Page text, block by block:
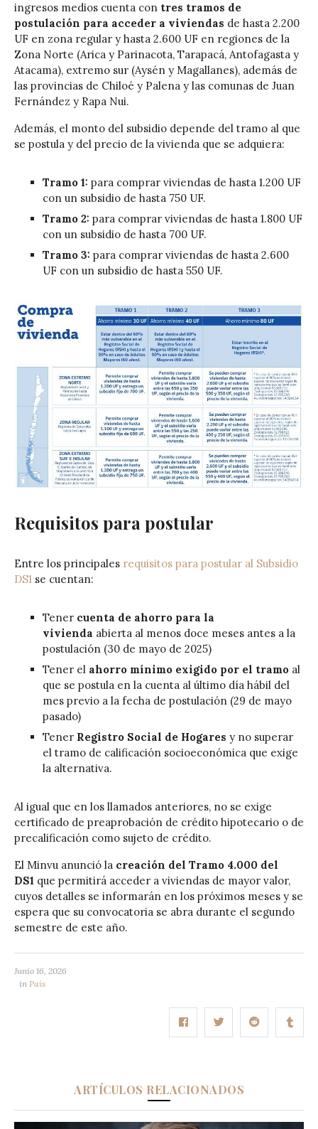
ingresos medios cuenta con tres tramos de
postulación para acceder a viviendas de hasta 2.200
UF en zona regular y hasta 2.600 UF en regiones de la
Zona Norte (Arica y Parinacota, Tarapacá, Antofagasta y
Atacama), extremo sur (Aysén y Magallanes), además de
las provincias de Chiloé y Palena y las comunas de Juan
Fernández y Rapa Nui.
Además, el monto del subsidio depende del tramo al que
se postula y del precio de la vivienda que se adquiera:
Tramo 1: para comprar viviendas de hasta 1.200 UF
con un subsidio de hasta 750 UF.
Tramo 2: para comprar viviendas de hasta 1.800 UF
con un subsidio de hasta 700 UF.
Tramo 3: para comprar viviendas de hasta 2.600
UF con un subsidio de hasta 550 UF.
Requisitos para postular
Entre los principales requisitos para postular al Subsidio
DS1 se cuentan:
Tener cuenta de ahorro para la
vivienda abierta al menos doce meses antes a la
postulación (30 de mayo de 2025)
Tener el ahorro mínimo exigido por el tramo al
que se postula en la cuenta al último día hábil del
mes previo a la fecha de postulación (29 de mayo
pasado)
Tener Registro Social de Hogares y no superar
el tramo de calificación socioeconómica que exige
la alternativa.
Al igual que en los llamados anteriores, no se exige
certificado de preaprobación de crédito hipotecario o de
precalificación como sujeto de crédito.
El Minvu anunció la creación del Tramo 4.000 del
DS1 que permitirá acceder a viviendas de mayor valor,
cuyos detalles se informarán en los próximos meses y se
espera que su convocatoria se abra durante el segundo
semestre de este año.
Junio 16, 2026
in País
ARTÍCULOS RELACIONADOS